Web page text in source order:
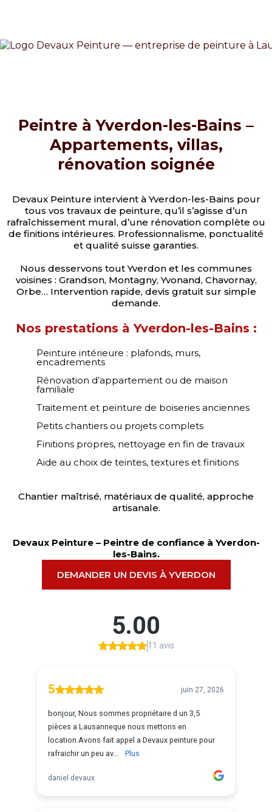
Peintre à Yverdon-les-Bains –
Appartements, villas,
rénovation soignée
Devaux Peinture intervient à Yverdon-les-Bains pour
tous vos travaux de peinture, qu’il s’agisse d’un
rafraîchissement mural, d’une rénovation complète ou
de finitions intérieures. Professionnalisme, ponctualité
et qualité suisse garanties.
Nous desservons tout Yverdon et les communes
voisines : Grandson, Montagny, Yvonand, Chavornay,
Orbe… Intervention rapide, devis gratuit sur simple
demande.
Nos prestations à Yverdon-les-Bains :
Peinture intérieure : plafonds, murs,
encadrements
Rénovation d’appartement ou de maison
familiale
Traitement et peinture de boiseries anciennes
Petits chantiers ou projets complets
Finitions propres, nettoyage en fin de travaux
Aide au choix de teintes, textures et finitions
Chantier maîtrisé, matériaux de qualité, approche
artisanale.
Devaux Peinture – Peintre de confiance à Yverdon-
les-Bains.
DEMANDER UN DEVIS À YVERDON